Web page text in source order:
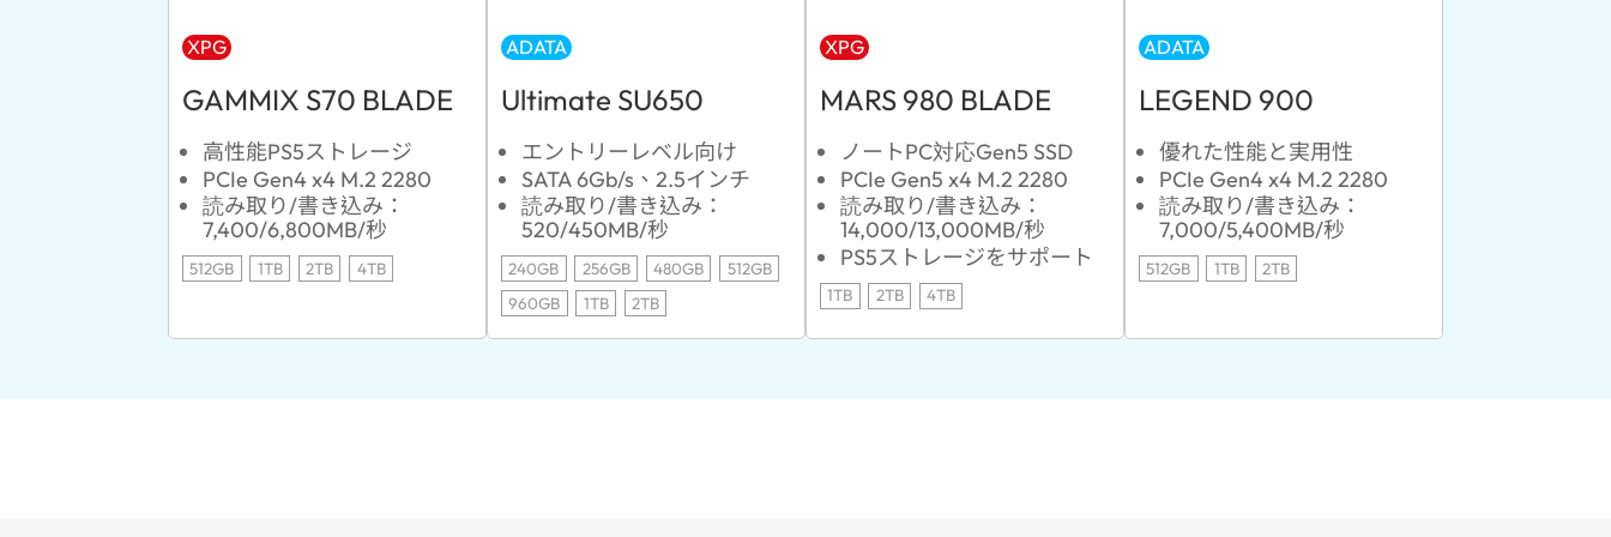
XPG
GAMMIX S70 BLADE
高性能PS5ストレージ
PCIe Gen4 x4 M.2 2280
読み取り/書き込み：
7,400/6,800MB/秒
512GB 1TB 2TB 4TB
ADATA
Ultimate SU650
エントリーレベル向け
SATA 6Gb/s、2.5インチ
読み取り/書き込み：
520/450MB/秒
240GB 256GB 480GB
512GB
960GB
1TB 2TB
XPG
MARS 980 BLADE
ノートPC対応Gen5 SSD
PCIe Gen5 x4 M.2 2280
読み取り/書き込み：
14,000/13,000MB/秒
PS5ストレージをサポート
1TB 2TB 4TB
ADATA
LEGEND 900
優れた性能と実用性
PCIe Gen4 x4 M.2 2280
読み取り/書き込み：
7,000/5,400MB/秒
512GB 1TB 2TB